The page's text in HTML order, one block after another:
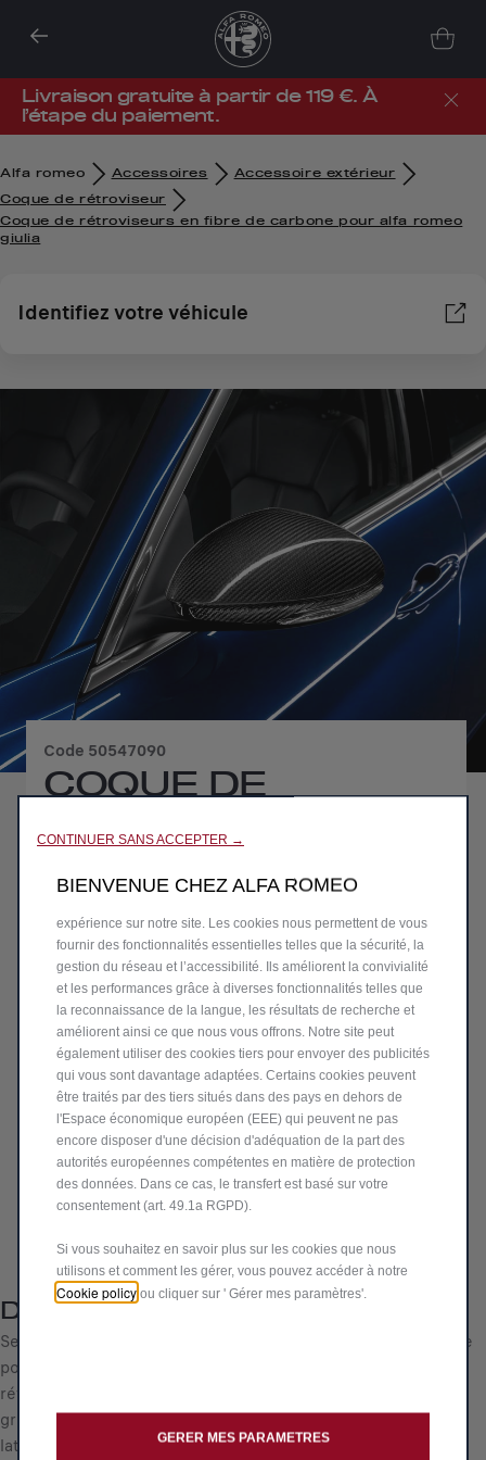
Livraison gratuite à partir de 119 €. À
l’étape du paiement.
Alfa romeo Accessoires Accessoire extérieur
Coque de rétroviseur
Coque de rétroviseurs en fibre de carbone pour alfa romeo
giulia
Identifiez votre véhicule
Code 50547090
COQUE DE
RÉTROVISEURS EN
FIBRE DE
CARBONE POUR
ALFA ROMEO
GIULIA
1.083,62 €TT/par unité
- +
AJOUTER AU PANIER
Livraison :
Paiement en plusieurs fois
Description
Set composé de 2 pièces (une pour le rétroviseur droit et une
pour le rétroviseur gauche) pour remplacer les coques de
rétroviseur d'origine. Matériau : fibre de carbone. Couleur :
gris foncé. Faciles à monter, les coques de rétroviseurs
latéraux s'enlèvent facilement et sans outil. Même un petit
CONTINUER SANS ACCEPTER →
BIENVENUE CHEZ ALFA ROMEO
expérience sur notre site. Les cookies nous permettent de vous
fournir des fonctionnalités essentielles telles que la sécurité, la
gestion du réseau et l’accessibilité. Ils améliorent la convivialité
et les performances grâce à diverses fonctionnalités telles que
la reconnaissance de la langue, les résultats de recherche et
améliorent ainsi ce que nous vous offrons. Notre site peut
également utiliser des cookies tiers pour envoyer des publicités
qui vous sont davantage adaptées. Certains cookies peuvent
être traités par des tiers situés dans des pays en dehors de
l'Espace économique européen (EEE) qui peuvent ne pas
encore disposer d'une décision d'adéquation de la part des
autorités européennes compétentes en matière de protection
des données. Dans ce cas, le transfert est basé sur votre
consentement (art. 49.1a RGPD).
Si vous souhaitez en savoir plus sur les cookies que nous
utilisons et comment les gérer, vous pouvez accéder à notre
Cookie policy ou cliquer sur ' Gérer mes paramètres'.
GERER MES PARAMETRES